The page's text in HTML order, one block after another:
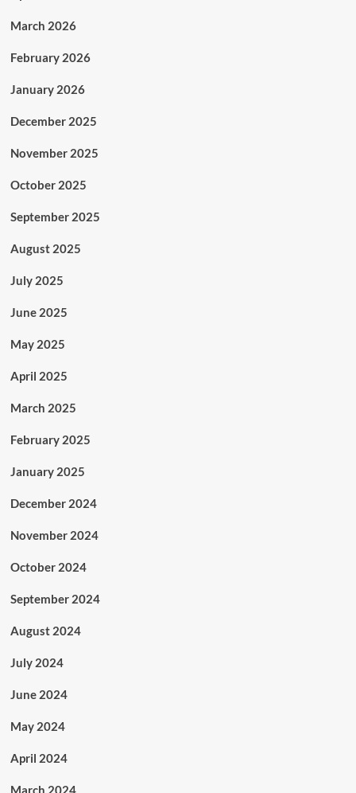
March 2026
February 2026
January 2026
December 2025
November 2025
October 2025
September 2025
August 2025
July 2025
June 2025
May 2025
April 2025
March 2025
February 2025
January 2025
December 2024
November 2024
October 2024
September 2024
August 2024
July 2024
June 2024
May 2024
April 2024
March 2024